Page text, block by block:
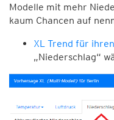
Modelle mit mehr
kaum Chancen auf
XL Trend für
„Niederschlag“